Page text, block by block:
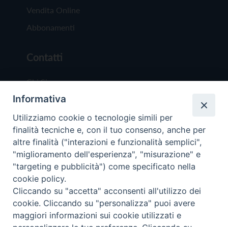
Vendita Online
Abbonamenti
Contatti
Chi Siamo
Redazione
Scrivici
Copyright © 2019 - Tutti i diritti riservati - Vita
Trentina Editrice
Privacy Policy
Informativa
Utilizziamo cookie o tecnologie simili per
finalità tecniche e, con il tuo consenso, anche per
altre finalità ("interazioni e funzionalità semplici",
"miglioramento dell'esperienza", "misurazione" e
"targeting e pubblicità") come specificato nella
cookie policy.
Cliccando su "accetta" acconsenti all'utilizzo dei
cookie. Cliccando su "personalizza" puoi avere
maggiori informazioni sui cookie utilizzati e